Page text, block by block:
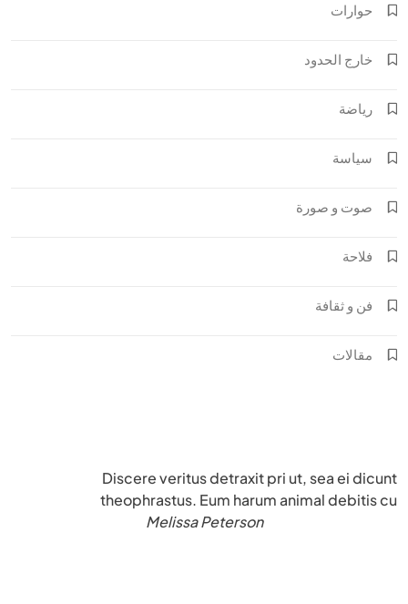
حوارات
خارج الحدود
رياضة
سياسة
صوت و صورة
فلاحة
فن و ثقافة
مقالات
Discere veritus detraxit pri ut, sea ei dicunt
theophrastus. Eum harum animal debitis cu
Melissa Peterson